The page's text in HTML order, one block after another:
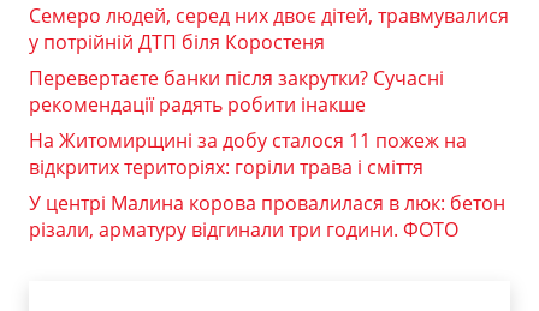
Семеро людей, серед них двоє дітей, травмувалися
у потрійній ДТП біля Коростеня
Перевертаєте банки після закрутки? Сучасні
рекомендації радять робити інакше
На Житомирщині за добу сталося 11 пожеж на
відкритих територіях: горіли трава і сміття
У центрі Малина корова провалилася в люк: бетон
різали, арматуру відгинали три години. ФОТО